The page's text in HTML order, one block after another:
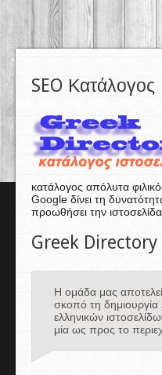
SEO Κατάλογος
κατάλογος απόλυτα
Google δίνει τη
προωθήσει την
Greek Directory
Η ομάδα μας
σκοπό τη δημιουργία
ελληνικών
μία ως προς το